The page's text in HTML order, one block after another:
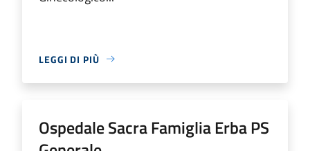
LEGGI DI PIÙ
Ospedale Sacra Famiglia Erba PS